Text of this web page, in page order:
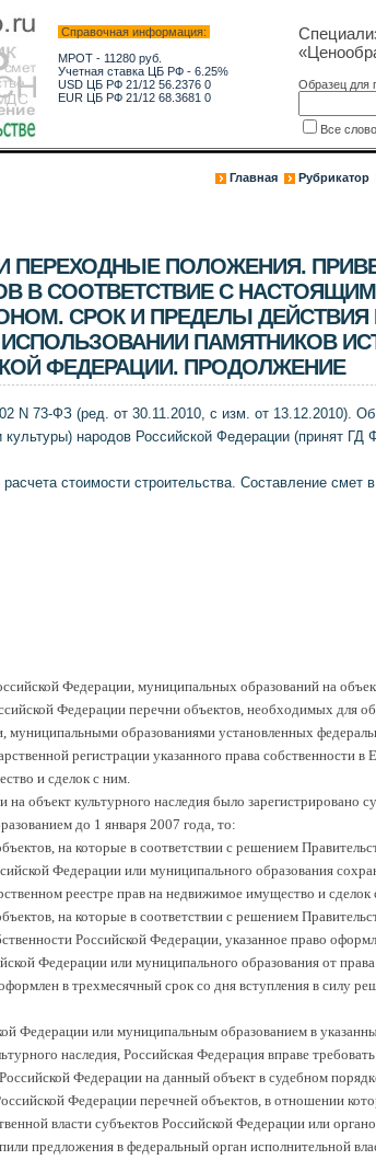
Справочная информация:
МРОТ - 11280 руб.
Учетная ставка ЦБ РФ - 6.25%
USD ЦБ РФ 21/12 56.2376 0
EUR ЦБ РФ 21/12 68.3681 0
Образец для
Все
Главная Рубрикатор
ПЕРЕХОДНЫЕ ПОЛОЖЕНИЯ.
В СООТВЕТСТВИЕ С НАСТОЯЩИМ
СРОК И ПРЕДЕЛЫ
ПАМЯТНИКОВ
ФЕДЕРАЦИИ. ПРОДОЛЖЕНИЕ
N 73-ФЗ (ред. от 30.11.2010, с изм. от 13.12.2010). Об
культуры) народов Российской Федерации (принят
стоимости строительства. Составление смет
Федерации, муниципальных образований на
Федерации перечни объектов, необходимых для
муниципальными образованиями установленных
регистрации указанного права собственности в
и сделок с ним.
на объект культурного наследия было зарегистрировано
до 1 января 2007 года, то:
на которые в соответствии с решением
Федерации или муниципального образования
реестре прав на недвижимое имущество и сделок
на которые в соответствии с решением
Российской Федерации, указанное право
Федерации или муниципального образования от
в трехмесячный срок со дня вступления в силу
Федерации или муниципальным образованием в
наследия, Российская Федерация вправе
Федерации на данный объект в судебном
Федерации перечней объектов, в отношении
власти субъектов Российской Федерации или
предложения в федеральный орган исполнительной